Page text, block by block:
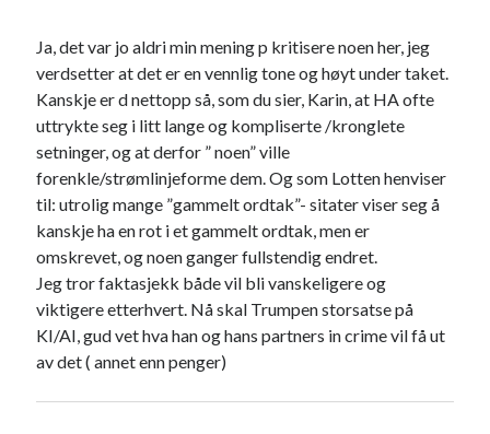
Ja, det var jo aldri min mening p kritisere noen her, jeg
verdsetter at det er en vennlig tone og høyt under taket.
Kanskje er d nettopp så, som du sier, Karin, at HA ofte
uttrykte seg i litt lange og kompliserte /kronglete
setninger, og at derfor ” noen” ville
forenkle/strømlinjeforme dem. Og som Lotten henviser
til: utrolig mange ”gammelt ordtak”- sitater viser seg å
kanskje ha en rot i et gammelt ordtak, men er
omskrevet, og noen ganger fullstendig endret.
Jeg tror faktasjekk både vil bli vanskeligere og
viktigere etterhvert. Nå skal Trumpen storsatse på
KI/AI, gud vet hva han og hans partners in crime vil få ut
av det ( annet enn penger)